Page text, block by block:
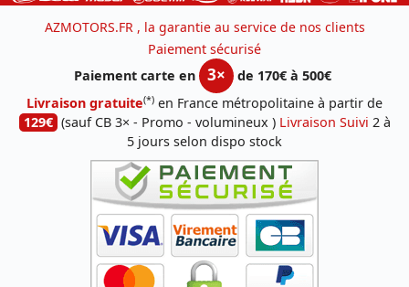
AZMOTORS.FR , la garantie au service de nos clients
Paiement sécurisé
Paiement carte en
3×
de 170€ à 500€
Livraison gratuite(*) en France métropolitaine à partir de
129€ (sauf CB 3× - Promo - volumineux ) Livraison Suivi 2 à
5 jours selon dispo stock